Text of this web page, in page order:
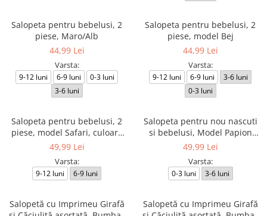
Salopeta pentru bebelusi, 2
piese, Maro/Alb
44,99 Lei
Varsta:
9-12 luni 6-9 luni
0-3 luni
3-6 luni
Salopeta pentru bebelusi, 2
piese, model Bej
44,99 Lei
Varsta:
9-12 luni 6-9 luni
3-6 luni
0-3 luni
Salopeta pentru bebelusi, 2
piese, model Safari, culoare
albastru
49,99 Lei
Varsta:
9-12 luni 6-9 luni
Salopeta pentru nou nascuti
si bebelusi, Model Papion
detasabil
49,99 Lei
Varsta:
0-3 luni 3-6 luni
Salopetă cu Imprimeu Girafă
Salopetă cu Imprimeu Girafă